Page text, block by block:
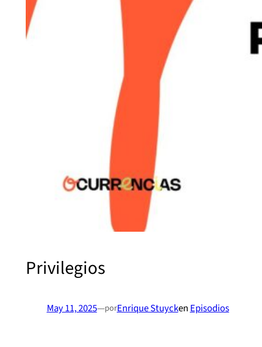
Privilegios
May 11, 2025—porEnrique Stuycken Episodios